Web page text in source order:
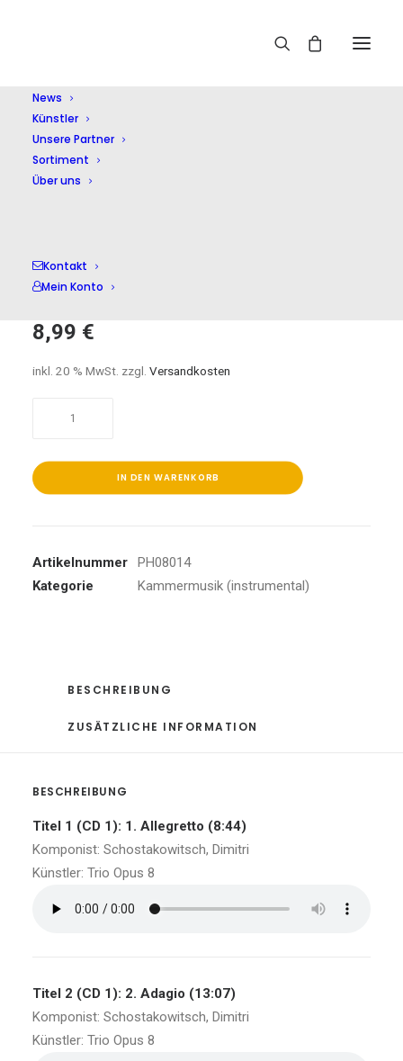
News
Künstler
Unsere Partner
Sortiment
Über uns
Kontakt
Mein Konto
Kammermusik (instrumental)
Sinfonie
15/Klaviertrios
8,99 €
inkl. 20 % MwSt. zzgl. Versandkosten
IN DEN WARENKORB
Artikelnummer
PH08014
Kategorie
Kammermusik (instrumental)
BESCHREIBUNG
ZUSÄTZLICHE INFORMATION
BESCHREIBUNG
Titel 1 (CD 1): 1. Allegretto (8:44)
Komponist: Schostakowitsch, Dimitri
Künstler: Trio Opus 8
Titel 2 (CD 1): 2. Adagio (13:07)
Komponist: Schostakowitsch, Dimitri
Künstler: Trio Opus 8